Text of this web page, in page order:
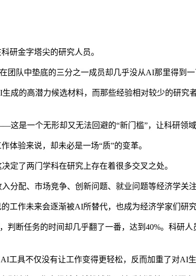
研金字塔尖的研究人员。
队中垫底的三分之一成员却几乎没从AI那里得到一
的高潜力候选材料，而那些经验相对较少的研究
一个无形却又无法回避的“新门槛”，让科研领域
验来说，却未必是一场“质”的变革。
了两门学科在研究上存在着很多交叉之处。
配、市场竞争、创新问题、就业问题等经济学关
作未来会逐渐被AI所替代，也成为经济学家们研究
任务的时间却几乎翻了一番，达到40%。科研人
具不仅没有让工作变得更轻松，反而加重了对AI生